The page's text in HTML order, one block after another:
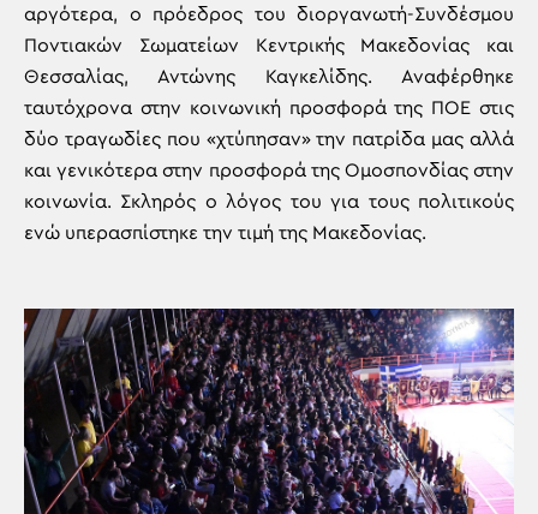
αργότερα, ο πρόεδρος του διοργανωτή-Συνδέσμου
Ποντιακών Σωματείων Κεντρικής Μακεδονίας και
Θεσσαλίας, Αντώνης Καγκελίδης. Αναφέρθηκε
ταυτόχρονα στην κοινωνική προσφορά της ΠΟΕ στις
δύο τραγωδίες που «χτύπησαν» την πατρίδα μας αλλά
και γενικότερα στην προσφορά της Ομοσπονδίας στην
κοινωνία. Σκληρός ο λόγος του για τους πολιτικούς
ενώ υπερασπίστηκε την τιμή της Μακεδονίας.